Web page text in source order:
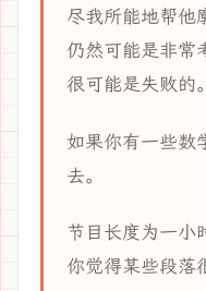
尽我所能地帮他
仍然可能是非常
很可能是失败的。
如果你有一些数
去。
节目长度为一小
你觉得某些段落